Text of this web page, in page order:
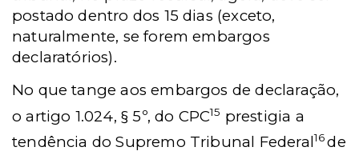
postado dentro dos 15 dias (exceto,
naturalmente, se forem embargos
declaratórios).
No que tange aos embargos de declaração,
o artigo 1.024, § 5º, do CPC15 prestigia a
tendência do Supremo Tribunal Federal16 de